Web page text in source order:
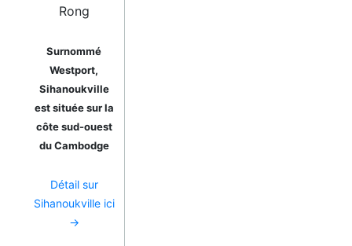
Surnommé
Westport,
Sihanoukville
est située sur la
côte sud-ouest
du Cambodge
Détail sur
Sihanoukville ici
→